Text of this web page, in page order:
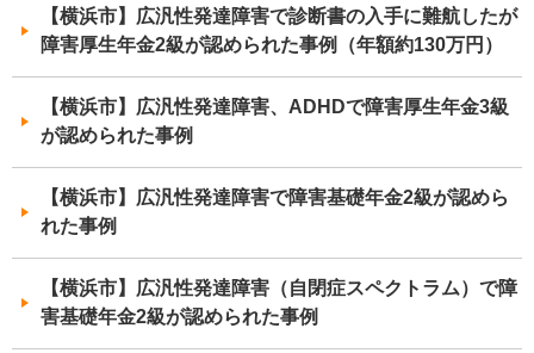
【横浜市】広汎性発達障害で診断書の入手に難航したが
障害厚生年金2級が認められた事例（年額約130万円）
【横浜市】広汎性発達障害、ADHDで障害厚生年金3級
が認められた事例
【横浜市】広汎性発達障害で障害基礎年金2級が認めら
れた事例
【横浜市】広汎性発達障害（自閉症スペクトラム）で障
害基礎年金2級が認められた事例